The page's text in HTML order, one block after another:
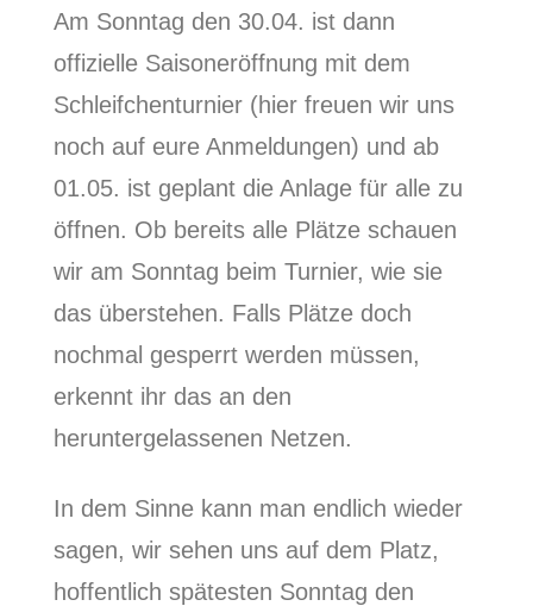
Am Sonntag den 30.04. ist dann
offizielle Saisoneröffnung mit dem
Schleifchenturnier (hier freuen wir uns
noch auf eure Anmeldungen) und ab
01.05. ist geplant die Anlage für alle zu
öffnen. Ob bereits alle Plätze schauen
wir am Sonntag beim Turnier, wie sie
das überstehen. Falls Plätze doch
nochmal gesperrt werden müssen,
erkennt ihr das an den
heruntergelassenen Netzen.
In dem Sinne kann man endlich wieder
sagen, wir sehen uns auf dem Platz,
hoffentlich spätesten Sonntag den